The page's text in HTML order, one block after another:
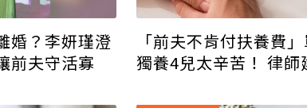
婚？李妍瑾澄
前夫守活寡
「前夫不肯付扶養費
獨養4兒太辛苦！ 律師